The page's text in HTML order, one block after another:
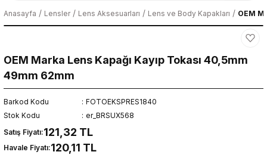
Anasayfa Lensler Lens Aksesuarları Lens ve Body Kapakları OEM
OEM Marka Lens Kapağı Kayıp Tokası 40,5mm
49mm 62mm
Barkod Kodu
FOTOEKSPRES1840
Stok Kodu
er_BRSUX568
Satış Fiyatı:121,32 TL
Havale Fiyatı:120,11 TL